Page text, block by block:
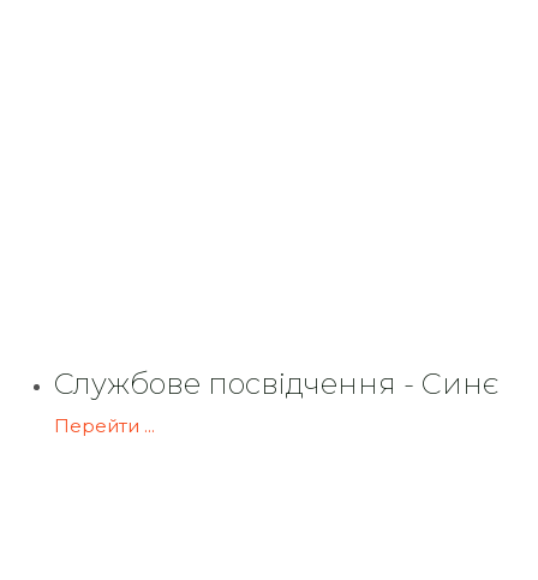
Службове посвідчення - Синє
Перейти ...